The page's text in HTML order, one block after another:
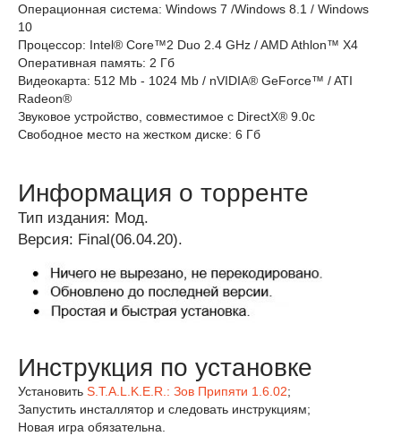
Операционная система: Windows 7 /Windows 8.1 / Windows
10
Процессор: Intel® Core™2 Duo 2.4 GHz / AMD Athlon™ X4
Оперативная память: 2 Гб
Видеокарта: 512 Mb - 1024 Mb / nVIDIA® GeForce™ / ATI
Radeon®
Звуковое устройство, совместимое с DirectX® 9.0с
Свободное место на жестком диске: 6 Гб
Информация о торренте
Тип издания: Мод.
Версия: Final(06.04.20).
Инструкция по установке
Установить S.T.A.L.K.E.R.: Зов Припяти 1.6.02;
Запустить инсталлятор и следовать инструкциям;
Новая игра обязательна.